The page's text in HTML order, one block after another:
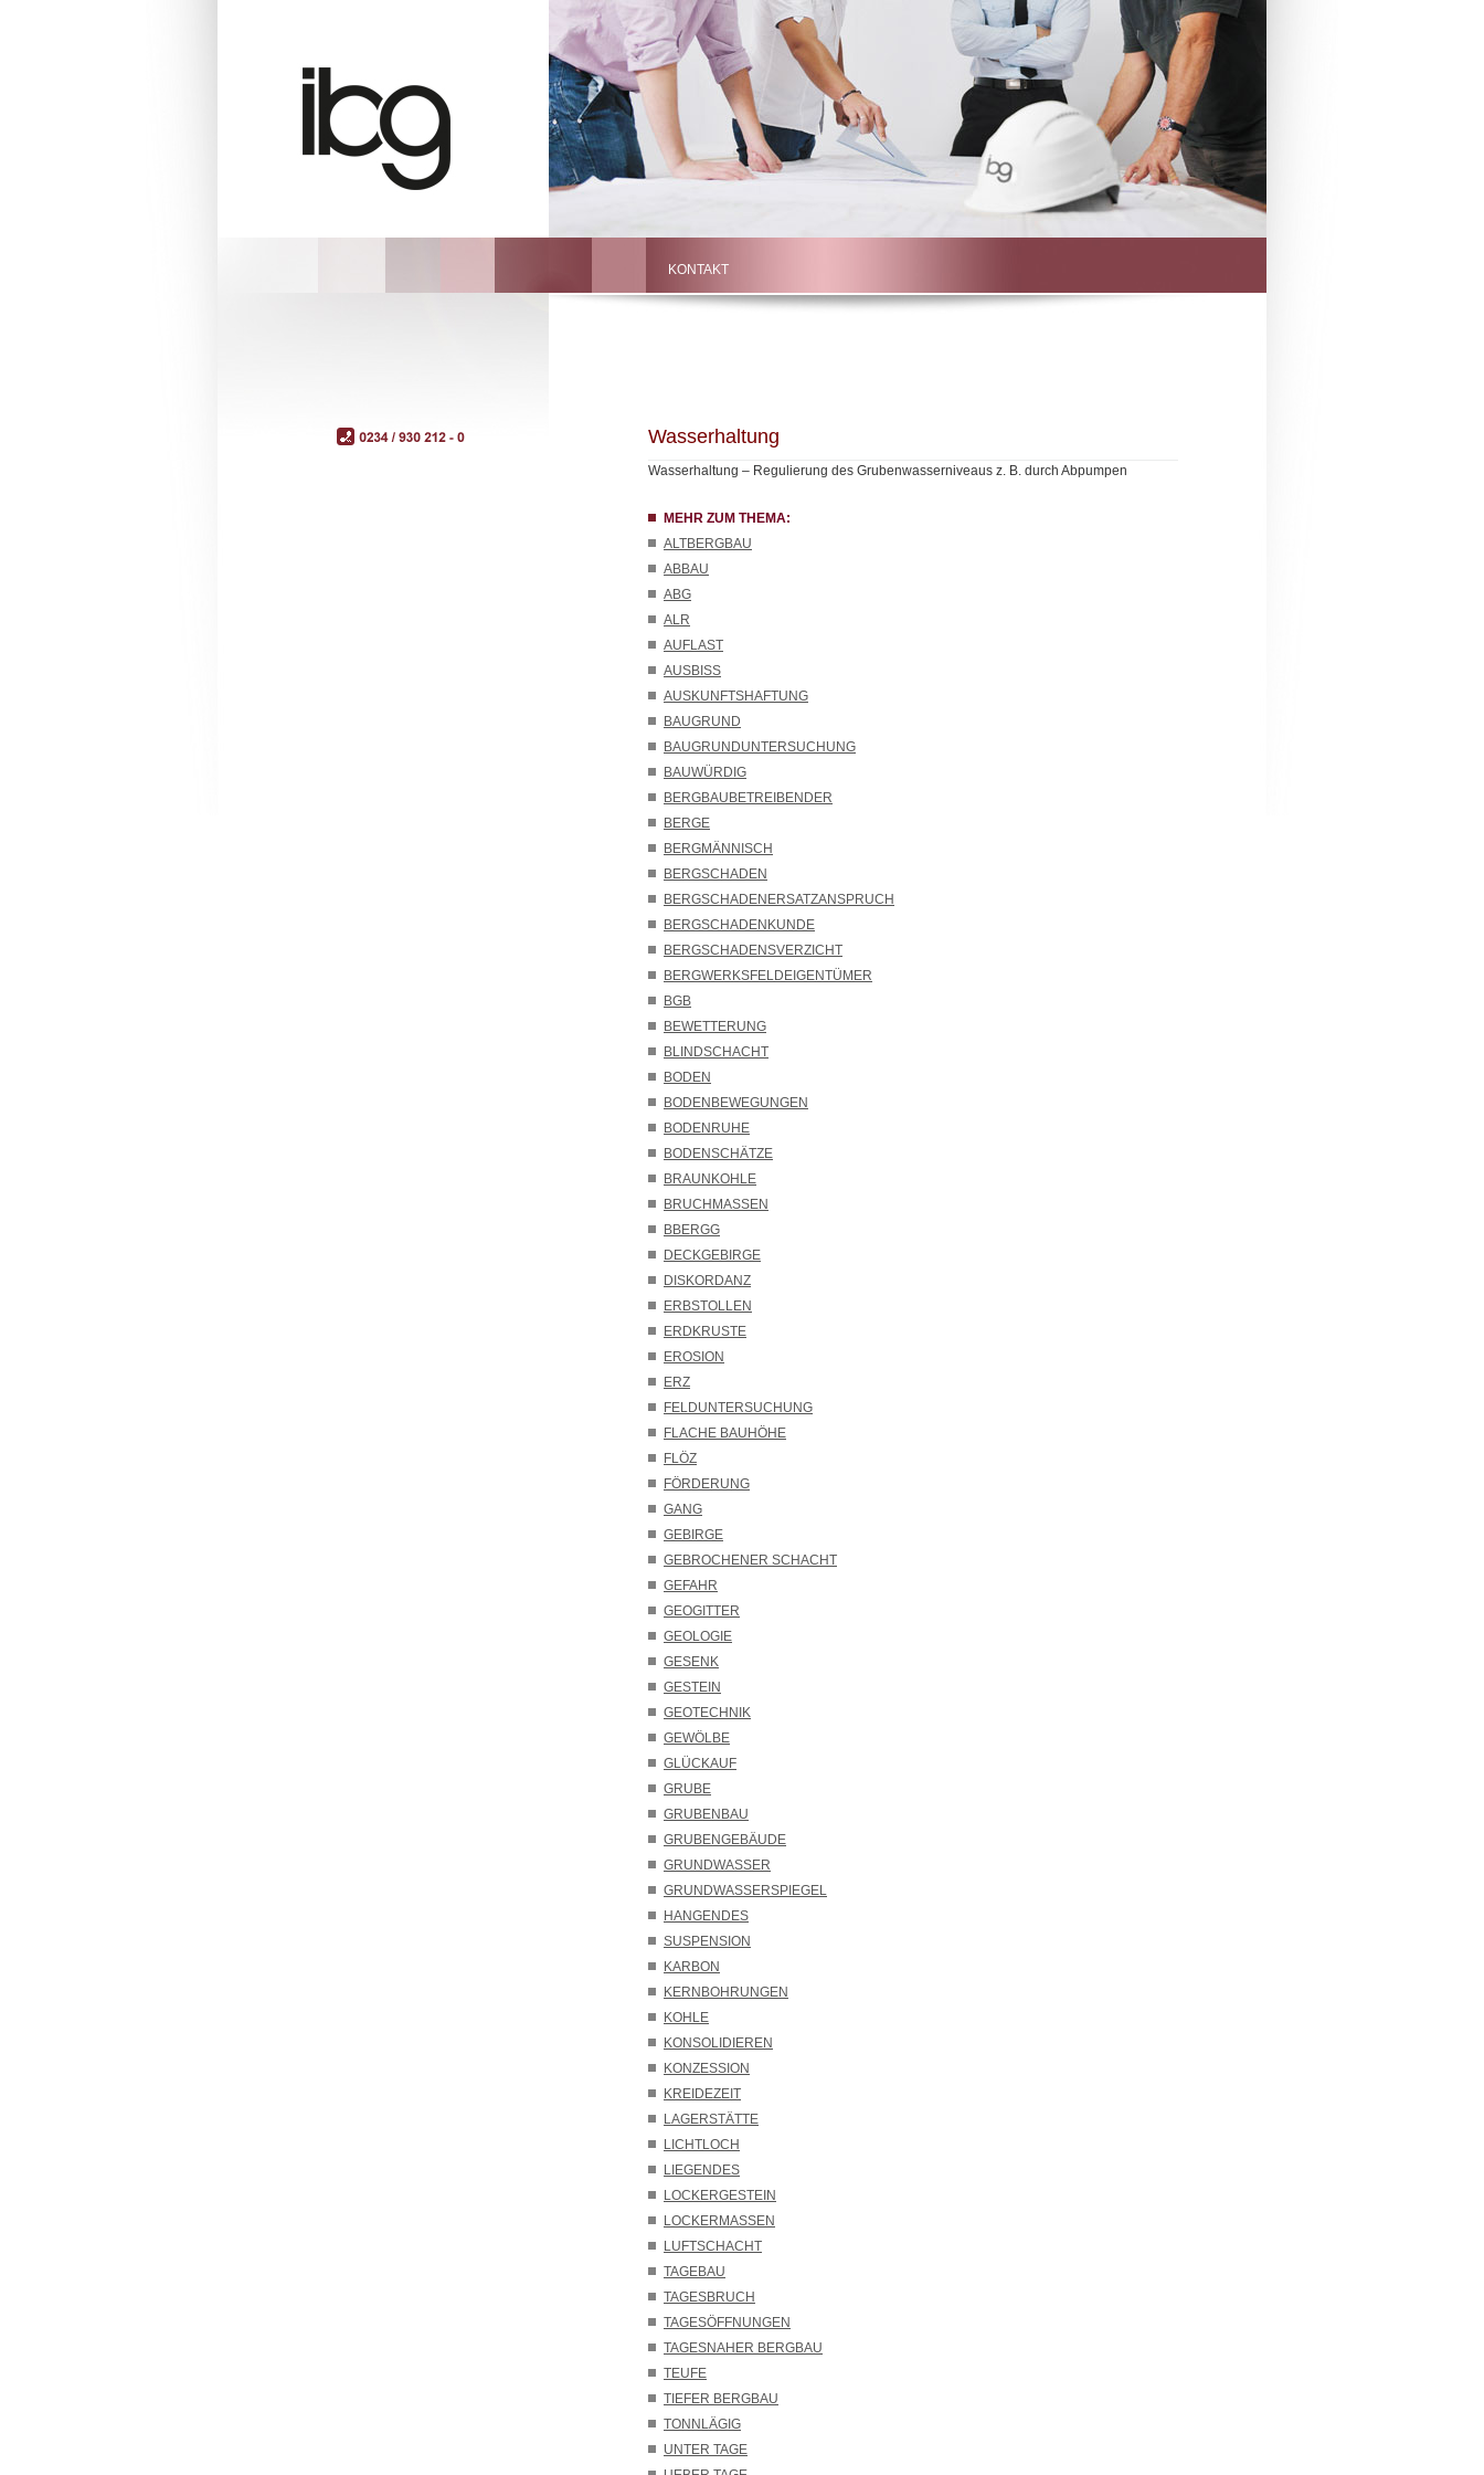
KONTAKT
Wasserhaltung
Wasserhaltung – Regulierung des Grubenwasserniveaus z. B. durch Abpumpen
MEHR ZUM THEMA:
ALTBERGBAU
ABBAU
ABG
ALR
AUFLAST
AUSBISS
AUSKUNFTSHAFTUNG
BAUGRUND
BAUGRUNDUNTERSUCHUNG
BAUWÜRDIG
BERGBAUBETREIBENDER
BERGE
BERGMÄNNISCH
BERGSCHADEN
BERGSCHADENERSATZANSPRUCH
BERGSCHADENKUNDE
BERGSCHADENSVERZICHT
BERGWERKSFELDEIGENTÜMER
BGB
BEWETTERUNG
BLINDSCHACHT
BODEN
BODENBEWEGUNGEN
BODENRUHE
BODENSCHÄTZE
BRAUNKOHLE
BRUCHMASSEN
BBERGG
DECKGEBIRGE
DISKORDANZ
ERBSTOLLEN
ERDKRUSTE
EROSION
ERZ
FELDUNTERSUCHUNG
FLACHE BAUHÖHE
FLÖZ
FÖRDERUNG
GANG
GEBIRGE
GEBROCHENER SCHACHT
GEFAHR
GEOGITTER
GEOLOGIE
GESENK
GESTEIN
GEOTECHNIK
GEWÖLBE
GLÜCKAUF
GRUBE
GRUBENBAU
GRUBENGEBÄUDE
GRUNDWASSER
GRUNDWASSERSPIEGEL
HANGENDES
SUSPENSION
KARBON
KERNBOHRUNGEN
KOHLE
KONSOLIDIEREN
KONZESSION
KREIDEZEIT
LAGERSTÄTTE
LICHTLOCH
LIEGENDES
LOCKERGESTEIN
LOCKERMASSEN
LUFTSCHACHT
TAGEBAU
TAGESBRUCH
TAGESÖFFNUNGEN
TAGESNAHER BERGBAU
TEUFE
TIEFER BERGBAU
TONNLÄGIG
UNTER TAGE